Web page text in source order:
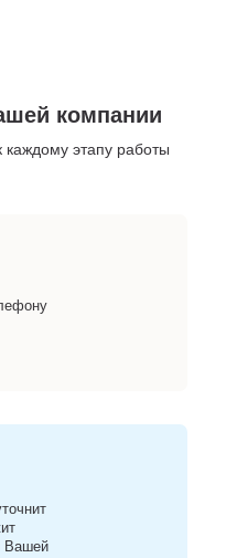
компании
каждому этапу работы
Вашей